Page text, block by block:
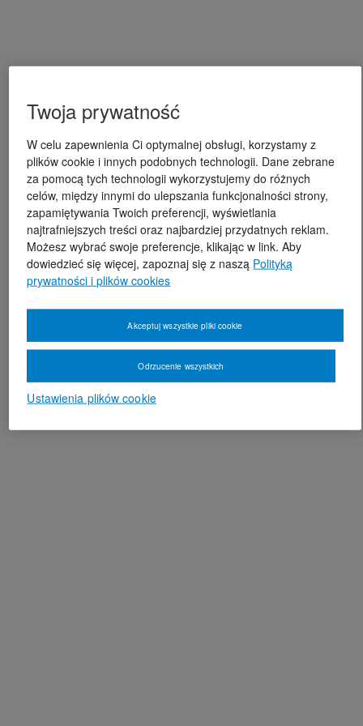
Twoja prywatność
W celu zapewnienia Ci optymalnej obsługi, korzystamy z
plików cookie i innych podobnych technologii. Dane zebrane
za pomocą tych technologii wykorzystujemy do różnych
celów, między innymi do ulepszania funkcjonalności strony,
zapamiętywania Twoich preferencji, wyświetlania
najtrafniejszych treści oraz najbardziej przydatnych reklam.
Możesz wybrać swoje preferencje, klikając w link. Aby
dowiedzieć się więcej, zapoznaj się z naszą Polityką
prywatności i plików cookies
Ustawienia plików cookie
Odrzucenie wszystkich
Akceptuj wszystkie pliki cookie